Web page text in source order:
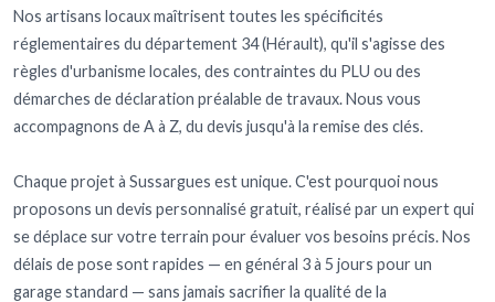
Nos artisans locaux maîtrisent toutes les spécificités
réglementaires du département 34 (Hérault), qu'il s'agisse des
règles d'urbanisme locales, des contraintes du PLU ou des
démarches de déclaration préalable de travaux. Nous vous
accompagnons de A à Z, du devis jusqu'à la remise des clés.
Chaque projet à Sussargues est unique. C'est pourquoi nous
proposons un devis personnalisé gratuit, réalisé par un expert qui
se déplace sur votre terrain pour évaluer vos besoins précis. Nos
délais de pose sont rapides — en général 3 à 5 jours pour un
garage standard — sans jamais sacrifier la qualité de la